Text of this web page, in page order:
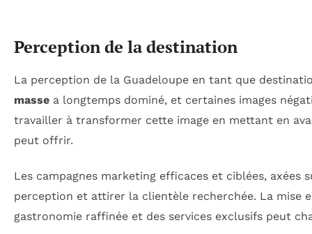
Perception de la destination
La perception de la Guadeloupe en tant que
masse a longtemps dominé, et certaines images
travailler à transformer cette image en mettant en
peut offrir.
Les campagnes marketing efficaces et ciblées,
perception et attirer la clientèle recherchée. La mise
gastronomie raffinée et des services exclusifs peut